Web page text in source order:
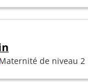
de niveau 2